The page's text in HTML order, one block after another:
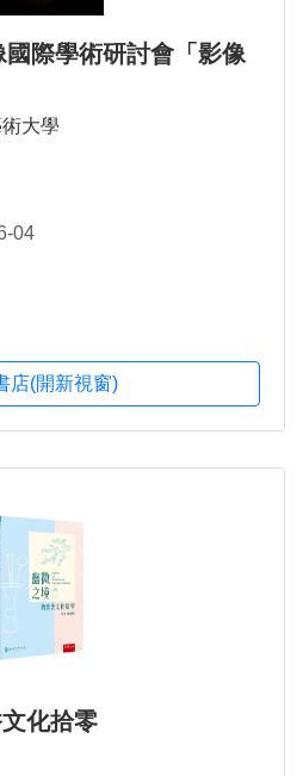
際學術研討會「影像
大學
04
店(開新視窗)
化拾零